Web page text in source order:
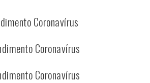
Coronavírus
Coronavírus
Coronavírus